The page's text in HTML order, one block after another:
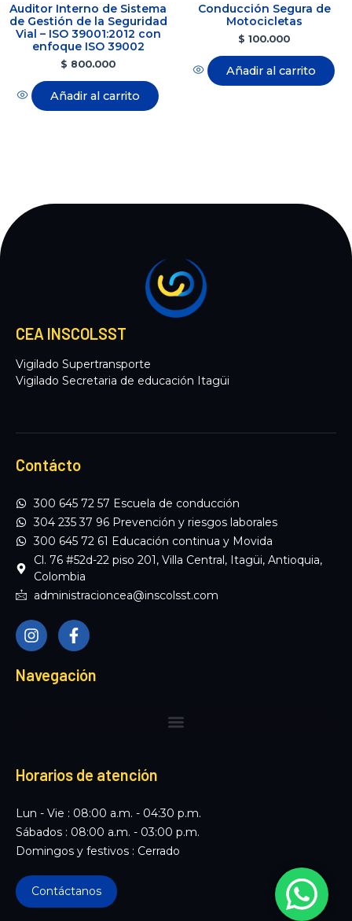
Auditor Interno de Sistema
de Gestión de la Seguridad
Vial – ISO 39001:2012 con
enfoque ISO 39002
$ 800.000
Añadir al carrito
Conducción Segura de
Motocicletas
$ 100.000
Añadir al carrito
CEA INSCOLSST
Vigilado Supertransporte
Vigilado Secretaria de educación Itagüi
Contácto
300 645 72 57 Escuela de conducción
304 235 37 96 Prevención y riesgos laborales
300 645 72 61 Educación continua y Movida
Cl. 76 #52d-22 piso 201, Villa Central, Itagüi, Antioquia,
Colombia
administracioncea@inscolsst.com
I
n
t
F
a
e
Navegación
Horarios de atención
Lun - Vie : 08:00 a.m. - 04:30 p.m.
Sábados : 08:00 a.m. - 03:00 p.m.
Domingos y festivos : Cerrado
Contáctanos